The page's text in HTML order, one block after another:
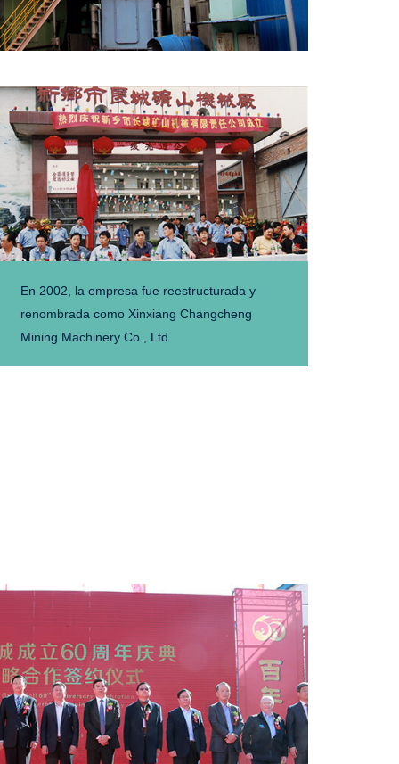
En 2002, la empresa fue reestructurada y
renombrada como Xinxiang Changcheng
Mining Machinery Co., Ltd.